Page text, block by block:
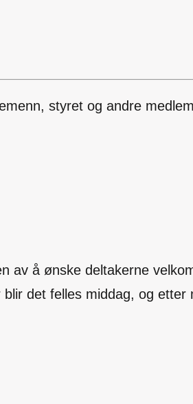
styret og andre
av å ønske deltakerne
det felles middag, og